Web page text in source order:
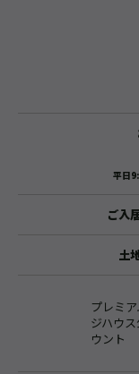
平日
ご入
土
プレミ
ジハウ
ウント